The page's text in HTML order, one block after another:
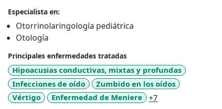
tumores de oído.
Manejo integral y multidisciplinario de la disfagia en
niños y adultos.
Experiencia en diagnóstico y manejo quirúrgico y no
quirúrgico de patología de
vía aérea pediátrica.
Conferencista nacional e internacional en congresos
mundiales de
Especialista en:
Otorrinolaringología pediátrica
Otología
Principales enfermedades tratadas
Hipoacusias conductivas, mixtas y profundas
Infecciones de oído
Zumbido en los oídos
Vértigo
Enfermedad de Meniere +7